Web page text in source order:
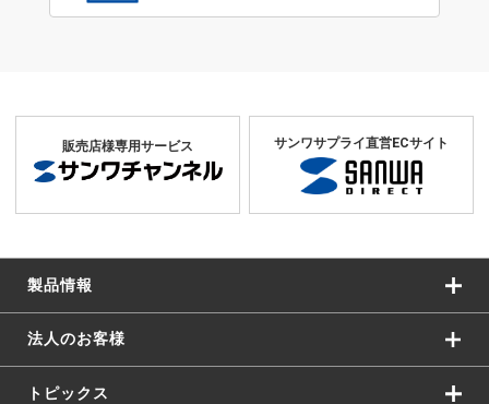
販売店様専用サービス サンワサプライ直営ECサイト
製品情報
法人のお客様
トピックス